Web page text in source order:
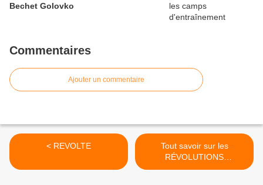
Bechet Golovko
Commentaires
Ajouter un commentaire
< REVOLTE
Tout savoir sur les
RÉVOLUTIONS
COLORÉES en préparation